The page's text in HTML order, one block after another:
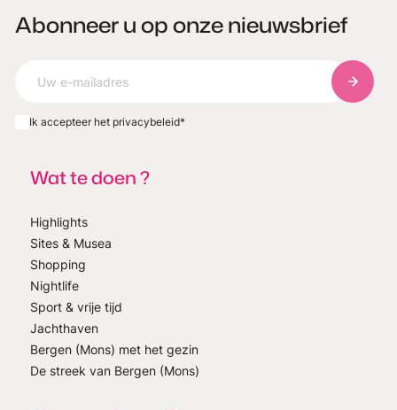
Abonneer u op onze nieuwsbrief
Ik accepteer het privacybeleid*
Wat te doen ?
Highlights
Sites & Musea
Shopping
Nightlife
Sport & vrije tijd
Jachthaven
Bergen (Mons) met het gezin
De streek van Bergen (Mons)